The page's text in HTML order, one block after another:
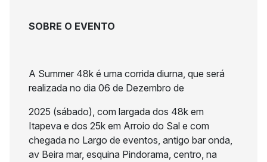
SOBRE O EVENTO
A Summer 48k é uma corrida diurna, que será
realizada no dia 06 de Dezembro de
2025 (sábado), com largada dos 48k em
Itapeva e dos 25k em Arroio do Sal e com
chegada no Largo de eventos, antigo bar onda,
av Beira mar, esquina Pindorama, centro, na